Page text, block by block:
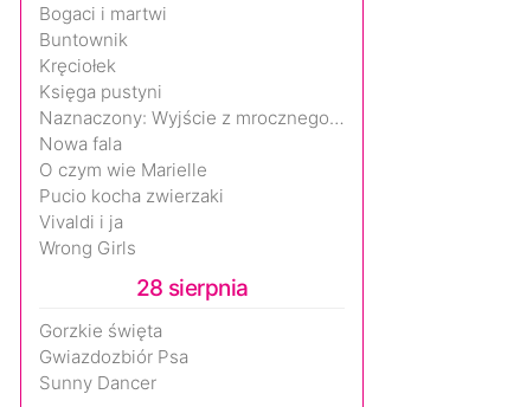
Bogaci i martwi
Buntownik
Kręciołek
Księga pustyni
Naznaczony: Wyjście z mrocznego wymiaru
Nowa fala
O czym wie Marielle
Pucio kocha zwierzaki
Vivaldi i ja
Wrong Girls
28 sierpnia
Gorzkie święta
Gwiazdozbiór Psa
Sunny Dancer